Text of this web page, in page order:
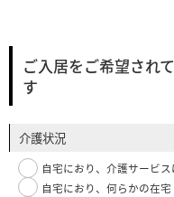
ご入居をご希望され
す
介護状況
自宅におり、介護サービ
自宅におり、何らかの在